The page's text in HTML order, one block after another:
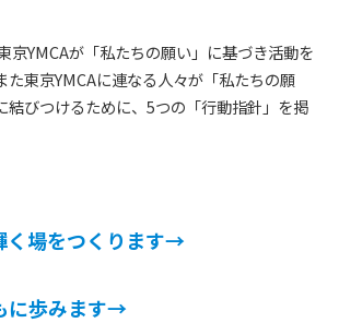
京YMCAが「私たちの願い」に基づき活動を
た東京YMCAに連なる人々が「私たちの願
結びつけるために、5つの「行動指針」を掲
く場をつくります→
に歩みます→